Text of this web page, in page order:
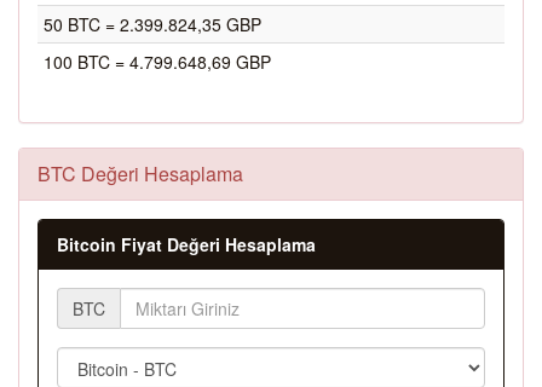
50 BTC = 2.399.824,35 GBP
100 BTC = 4.799.648,69 GBP
BTC Değeri Hesaplama
Bitcoin Fiyat Değeri Hesaplama
BTC